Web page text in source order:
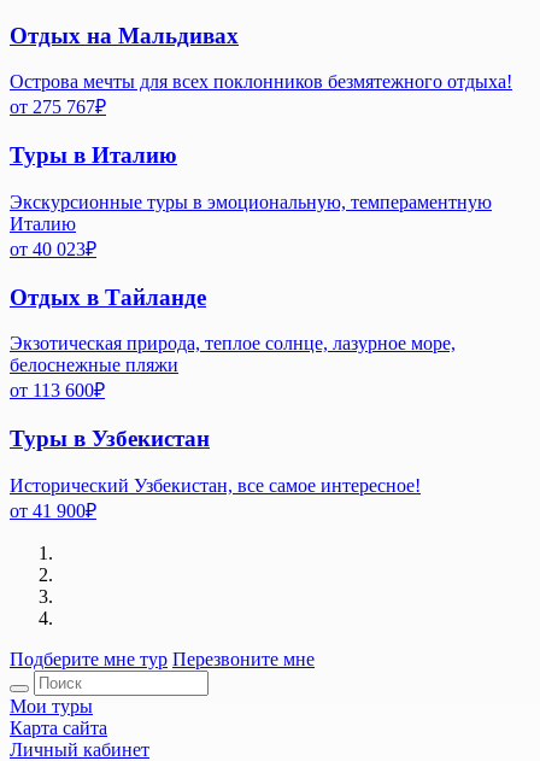
Отдых на Мальдивах
Острова мечты для всех поклонников безмятежного отдыха!
от 275 767₽
Туры в Италию
Экскурсионные туры в эмоциональную, темпераментную
Италию
от 40 023₽
Отдых в Тайланде
Экзотическая природа, теплое солнце, лазурное море,
белоснежные пляжи
от 113 600₽
Туры в Узбекистан
Исторический Узбекистан, все самое интересное!
от 41 900₽
Подберите мне тур Перезвоните мне
Мои туры
Карта сайта
Личный кабинет